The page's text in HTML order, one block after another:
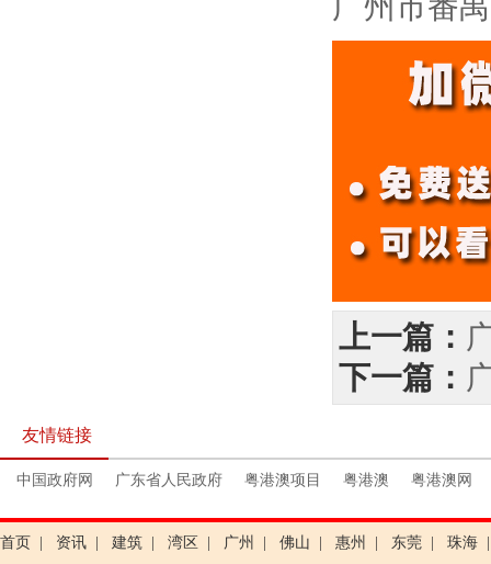
上一篇：
下一篇：
友情链接
中国政府网 广东省人民政府 粤港澳项目 粤港澳 粤港澳网
首页 资讯 建筑 湾区 广州 佛山 惠州 东莞 珠海